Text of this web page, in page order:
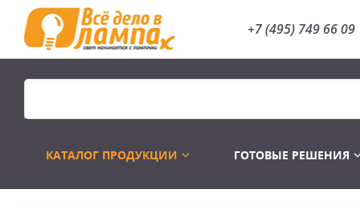
+7 (495) 749 66 09
КАТАЛОГ ПРОДУКЦИИ ГОТОВЫЕ РЕШЕНИЯ